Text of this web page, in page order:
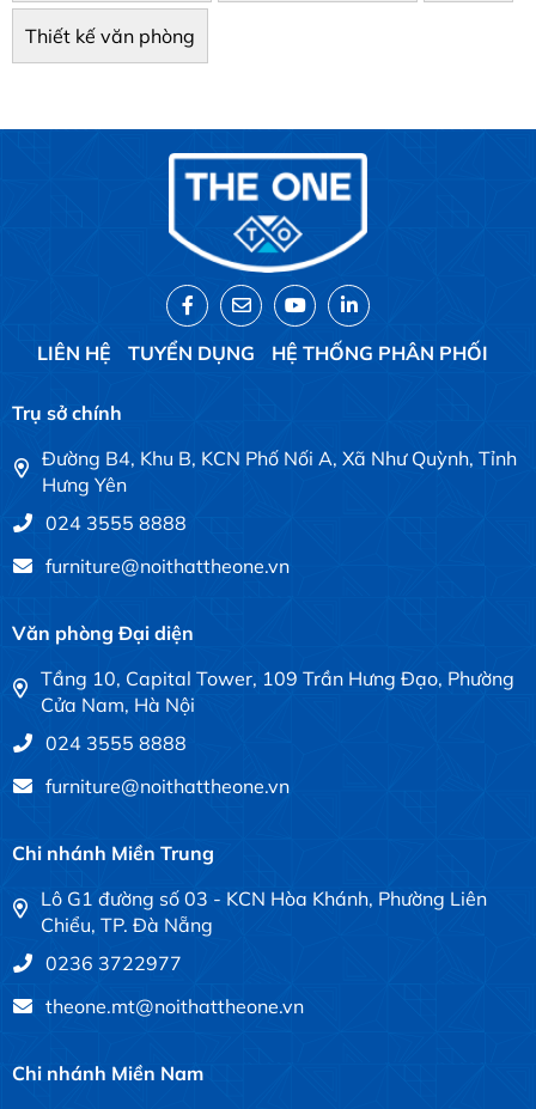
Thiết kế văn phòng
LIÊN HỆ TUYỂN DỤNG HỆ THỐNG PHÂN PHỐI
Trụ sở chính
Đường B4, Khu B, KCN Phố Nối A, Xã Như Quỳnh, Tỉnh
Hưng Yên
024 3555 8888
furniture@noithattheone.vn
Văn phòng Đại diện
Tầng 10, Capital Tower, 109 Trần Hưng Đạo, Phường
Cửa Nam, Hà Nội
024 3555 8888
furniture@noithattheone.vn
Chi nhánh Miền Trung
Lô G1 đường số 03 - KCN Hòa Khánh, Phường Liên
Chiểu, TP. Đà Nẵng
0236 3722977
theone.mt@noithattheone.vn
Chi nhánh Miền Nam